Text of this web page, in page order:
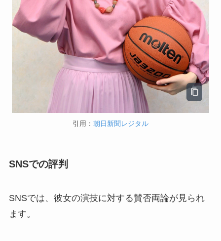
引用： 朝日新聞レジタル
SNSでの評判
SNSでは、彼女の演技に対する賛否両論が見られ
ます。